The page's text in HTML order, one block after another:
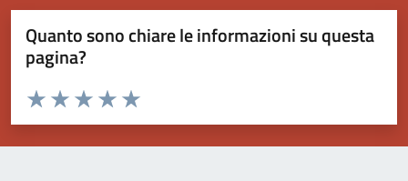
Quanto sono chiare le informazioni su questa
pagina?
Valuta da 1 a 5 stelle la pagina
Valuta 5 stelle su 5
Valuta 4 stelle su 5
Valuta 3 stelle su 5
Valuta 2 stelle su 5
Valuta 1 stelle su 5